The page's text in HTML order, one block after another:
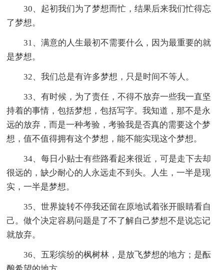
30、起初我们为了梦想而忙，结果后来我们忙得忘
了梦想。
31、满意的人生最初不需要什么，因为最重要的就
是梦想。
32、我们总是有许多梦想，只是时间不等人。
33、有时候，为了责任，不得不放弃一些我一直坚
持着的事情，包括梦想，包括写字。我知道，那不是永
远的放弃，而是一种考验，考验我是否真的需要这个梦
想，值不值得拥有这个梦想，能不能实现这个梦想。
34、每日小贴士有些路看起来很近，可是走下去却
很远的，缺少耐心的人永远走不到头。人生，一半是现
实，一半是梦想。
35、世界旋转不停我还留在原地试着张开眼睛看自
己。做个决定容易问题是了不了解自己梦想不是说忘记
就放弃。
36、五彩缤纷的枫树林，是放飞梦想的地方；是酝